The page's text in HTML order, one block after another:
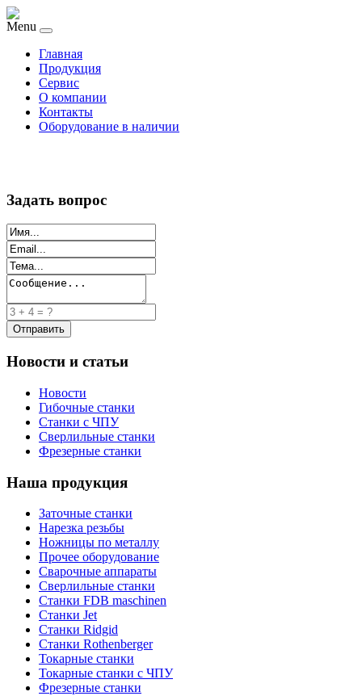
Menu
Главная
Продукция
Сервис
О компании
Контакты
Оборудование в наличии
Задать вопрос
Новости и статьи
Новости
Гибочные станки
Станки с ЧПУ
Сверлильные станки
Фрезерные станки
Наша продукция
Заточные станки
Нарезка резьбы
Ножницы по металлу
Прочее оборудование
Сварочные аппараты
Сверлильные станки
Станки FDB maschinen
Станки Jet
Станки Ridgid
Станки Rothenberger
Токарные станки
Токарные станки с ЧПУ
Фрезерные станки